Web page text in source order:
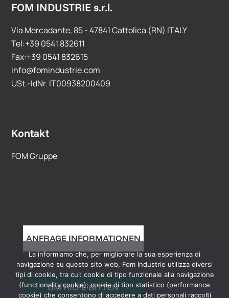
FOM INDUSTRIE s.r.l.
Via Mercadante, 85 - 47841 Cattolica (RN) ITALY
Tel:+39 0541 832611
Fax:+39 0541 832615
info@fomindustrie.com
USt.-IdNr. IT00938200409
Kontakt
FOM Gruppe
ANFRAGE INFORMATIONEN
UM HILFE BITTEN
La informiamo che, per migliorare la sua esperienza di
navigazione su questo sito web, Fom Industrie utilizza diversi
tipi di cookie, tra cui: cookie di tipo funzionale alla navigazione
(functionality cookie); cookie di tipo statistico (performance
cookie) che consentono di accedere a dati personali raccolti